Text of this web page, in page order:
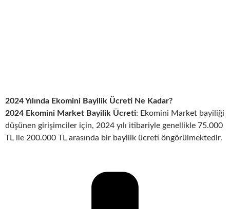
2024 Yılında Ekomini Bayilik Ücreti Ne Kadar?
2024 Ekomini Market Bayilik Ücreti: Ekomini Market bayiliği
düşünen girişimciler için, 2024 yılı itibariyle genellikle 75.000
TL ile 200.000 TL arasında bir bayilik ücreti öngörülmektedir.